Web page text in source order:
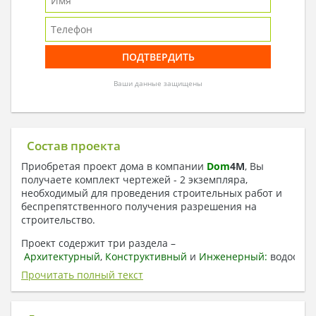
Ваши данные защищены
Состав проекта
Приобретая проект дома в компании Dom4M, Вы
получаете комплект чертежей - 2 экземпляра,
необходимый для проведения строительных работ и
беспрепятственного получения разрешения на
строительство.
Проект содержит три раздела –
Архитектурный, Конструктивный и Инженерный:
отопление, вентиляция, канализация,
электроснабжение (приобретается за дополнительную
плату) + Пояснительная записка.
Прочитать полный текст